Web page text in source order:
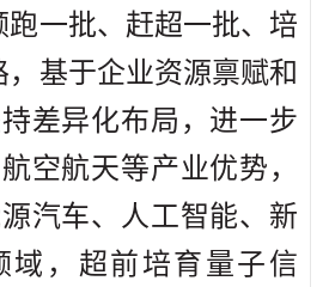
跑一批、赶超一批、培
，基于企业资源禀赋和
差异化布局，进一步
空航天等产业优势，
汽车、人工智能、新
域，超前培育量子信